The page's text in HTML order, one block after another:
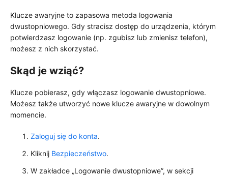
Klucze awaryjne to zapasowa metoda logowania
dwustopniowego. Gdy stracisz dostęp do urządzenia, którym
potwierdzasz logowanie (np. zgubisz lub zmienisz telefon),
możesz z nich skorzystać.
Skąd je wziąć?
Klucze pobierasz, gdy włączasz logowanie dwustopniowe.
Możesz także utworzyć nowe klucze awaryjne w dowolnym
momencie.
Zaloguj się do konta.
Kliknij Bezpieczeństwo.
W zakładce „Logowanie dwustopniowe”, w sekcji